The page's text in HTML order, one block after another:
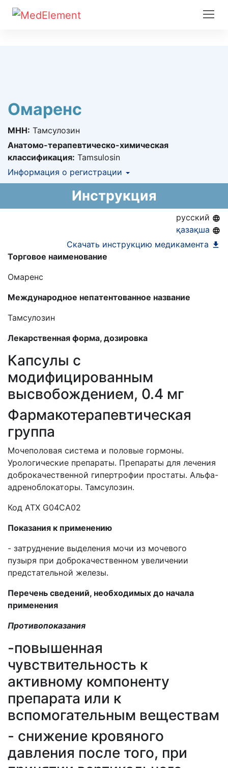
Омаренс
МНН: Тамсулозин
Анатомо-терапевтическо-химическая
классификация: Tamsulosin
Информация о регистрации
Информация о регистрации в РК:12.01.2021 -
Инструкция
русский
қазақша
Скачать инструкцию медикамента
Торговое наименование
Омаренс
Международное непатентованное название
Тамсулозин
Лекарственная форма, дозировка
Капсулы с
модифицированным
высвобождением, 0.4 мг
Фармакотерапевтическая
группа
Мочеполовая система и половые гормоны.
Урологические препараты. Препараты для лечения
доброкачественной гипертрофии простаты. Альфа-
адреноблокаторы. Тамсулозин.
Код АТХ G04CA02
Показания к применению
- затруднение выделения мочи из мочевого
пузыря при доброкачественном увеличении
предстательной железы.
Перечень сведений, необходимых до начала
применения
Противопоказания
-повышенная
чувствительность к
активному компоненту
препарата или к
вспомогательным веществам
- снижение кровяного
давления после того, при